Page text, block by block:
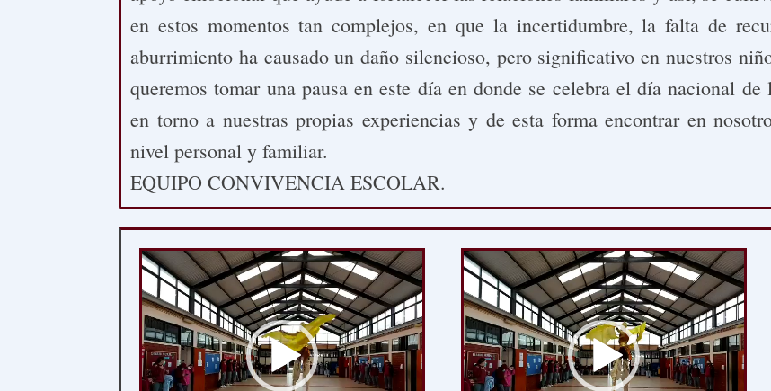
en estos momentos tan complejos, en que la incertidumbre, la falta de
aburrimiento ha causado un daño silencioso, pero significativo en nuestros
queremos tomar una pausa en este día en donde se celebra el día nacional
en torno a nuestras propias experiencias y de esta forma encontrar en
nivel personal y familiar.
EQUIPO CONVIVENCIA ESCOLAR.
Reproductor
de
vídeo
Reproductor
de
vídeo